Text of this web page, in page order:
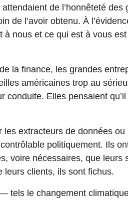
de l’honnêteté
de l’avoir obtenu. À
à nous et ce qui est à vous
la finance, les grandes
américaines trop au
conduite. Elles pensaient
extracteurs de données
politiquement. Ils
voire nécessaires, que
leurs clients, ils sont fichus.
tels le changement